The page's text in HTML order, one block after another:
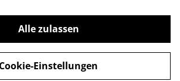
powered by
Alle zulassen
Cookie-Einstellungen